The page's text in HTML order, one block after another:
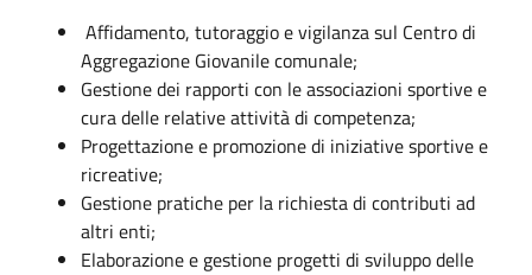
Affidamento, tutoraggio e vigilanza sul Centro di
Aggregazione Giovanile comunale;
Gestione dei rapporti con le associazioni sportive e
cura delle relative attività di competenza;
Progettazione e promozione di iniziative sportive e
ricreative;
Gestione pratiche per la richiesta di contributi ad
altri enti;
Elaborazione e gestione progetti di sviluppo delle